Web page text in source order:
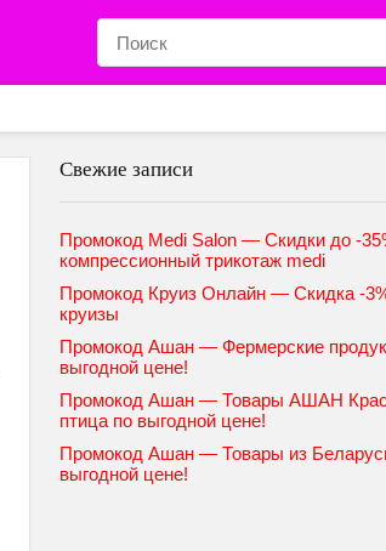
Свежие записи
Промокод Medi Salon — Скидки до -
компрессионный трикотаж medi
Промокод Круиз Онлайн — Скидка -
круизы
Промокод Ашан — Фермерские
выгодной цене!
Промокод Ашан — Товары АШАН
птица по выгодной цене!
Промокод Ашан — Товары из
выгодной цене!